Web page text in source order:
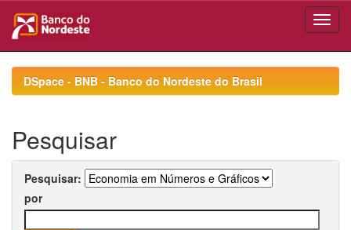
navigationDSpace - BNB - Banco do Nordeste do Brasil
Pesquisar
Pesquisar:
por